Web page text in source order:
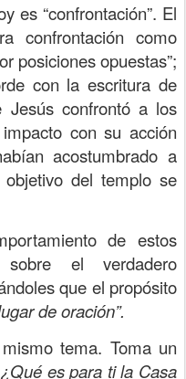
es “confrontación”. El
confrontación como
posiciones opuestas”;
con la escritura de
Jesús confrontó a los
con su acción
acostumbrado a
del templo se
de estos
el verdadero
que el propósito
de oración”.
tema. Toma un
¿Qué es para ti la Casa